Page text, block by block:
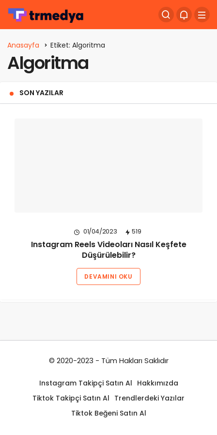
Anasayfa Etiket: Algoritma
Algoritma
SON YAZILAR
01/04/2023 519
Instagram Reels Videoları Nasıl Keşfete
Düşürülebilir?
DEVAMINI OKU
© 2020-2023 - Tüm Hakları Saklıdır
Instagram Takipçi Satın Al Hakkımızda
Tiktok Takipçi Satın Al Trendlerdeki Yazılar
Tiktok Beğeni Satın Al